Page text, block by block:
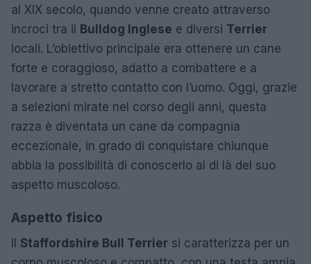
al XIX secolo, quando venne creato attraverso
incroci tra il Bulldog Inglese e diversi Terrier
locali. L’obiettivo principale era ottenere un cane
forte e coraggioso, adatto a combattere e a
lavorare a stretto contatto con l’uomo. Oggi, grazie
a selezioni mirate nel corso degli anni, questa
razza è diventata un cane da compagnia
eccezionale, in grado di conquistare chiunque
abbia la possibilità di conoscerlo al di là del suo
aspetto muscoloso.
Aspetto fisico
Il Staffordshire Bull Terrier si caratterizza per un